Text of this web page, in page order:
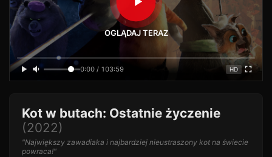
OGLĄDAJ TERAZ
0:00 / 103:59 HD
Kot w butach: Ostatnie życzenie
(2022)
"Największy zawadiaka i najbardziej nieustraszony kot na świecie
powraca!"